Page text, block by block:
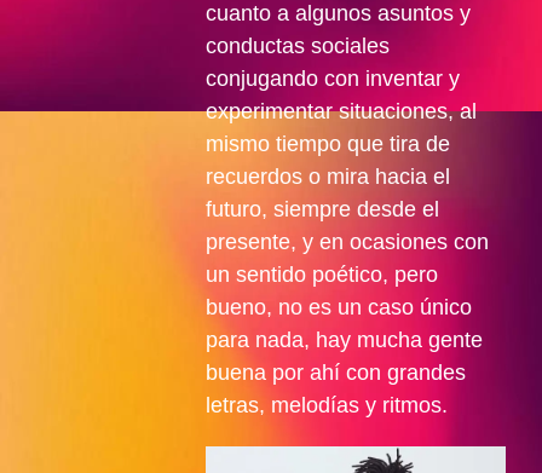
cuanto a algunos asuntos y
conductas sociales
conjugando con inventar y
experimentar situaciones, al
mismo tiempo que tira de
recuerdos o mira hacia el
futuro, siempre desde el
presente, y en ocasiones con
un sentido poético, pero
bueno, no es un caso único
para nada, hay mucha gente
buena por ahí con grandes
letras, melodías y ritmos.